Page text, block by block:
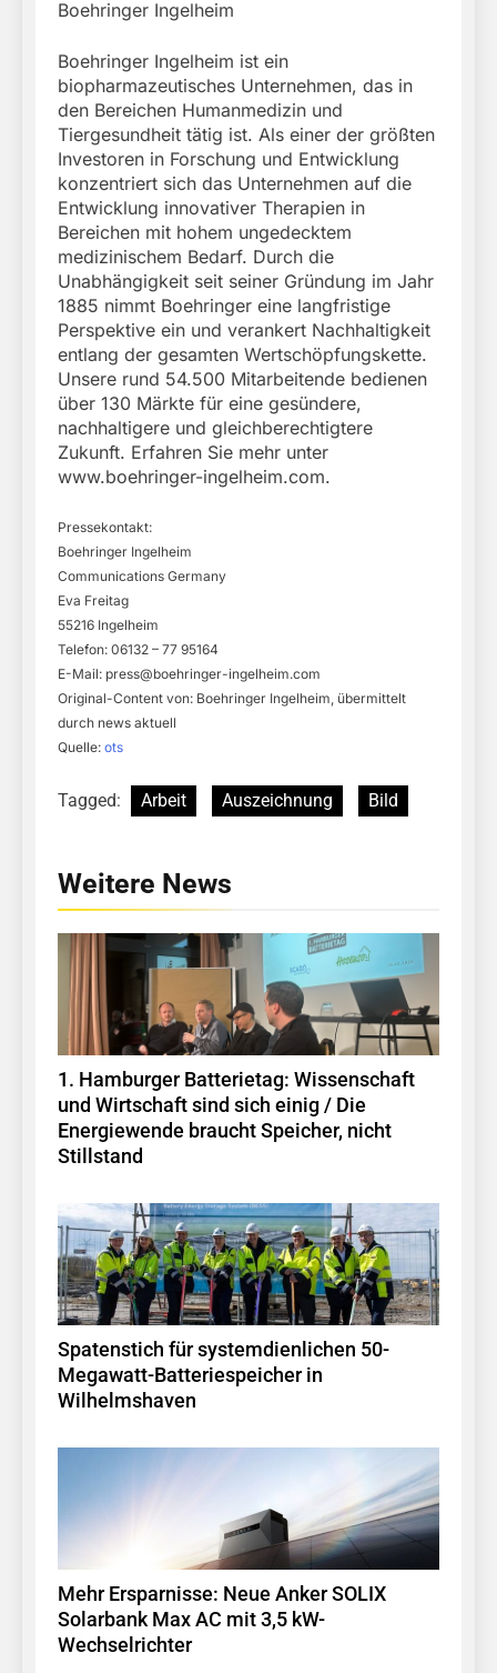
Boehringer Ingelheim
Boehringer Ingelheim ist ein
biopharmazeutisches Unternehmen, das in
den Bereichen Humanmedizin und
Tiergesundheit tätig ist. Als einer der größten
Investoren in Forschung und Entwicklung
konzentriert sich das Unternehmen auf die
Entwicklung innovativer Therapien in
Bereichen mit hohem ungedecktem
medizinischem Bedarf. Durch die
Unabhängigkeit seit seiner Gründung im Jahr
1885 nimmt Boehringer eine langfristige
Perspektive ein und verankert Nachhaltigkeit
entlang der gesamten Wertschöpfungskette.
Unsere rund 54.500 Mitarbeitende bedienen
über 130 Märkte für eine gesündere,
nachhaltigere und gleichberechtigtere
Zukunft. Erfahren Sie mehr unter
www.boehringer-ingelheim.com.
Pressekontakt:
Boehringer Ingelheim
Communications Germany
Eva Freitag
55216 Ingelheim
Telefon: 06132 – 77 95164
E-Mail: press@boehringer-ingelheim.com
Original-Content von: Boehringer Ingelheim, übermittelt
durch news aktuell
Quelle: ots
Tagged: Arbeit Auszeichnung Bild
Weitere News
1. Hamburger Batterietag: Wissenschaft
und Wirtschaft sind sich einig / Die
Energiewende braucht Speicher, nicht
Stillstand
Spatenstich für systemdienlichen 50-
Megawatt-Batteriespeicher in
Wilhelmshaven
Mehr Ersparnisse: Neue Anker SOLIX
Solarbank Max AC mit 3,5 kW-
Wechselrichter